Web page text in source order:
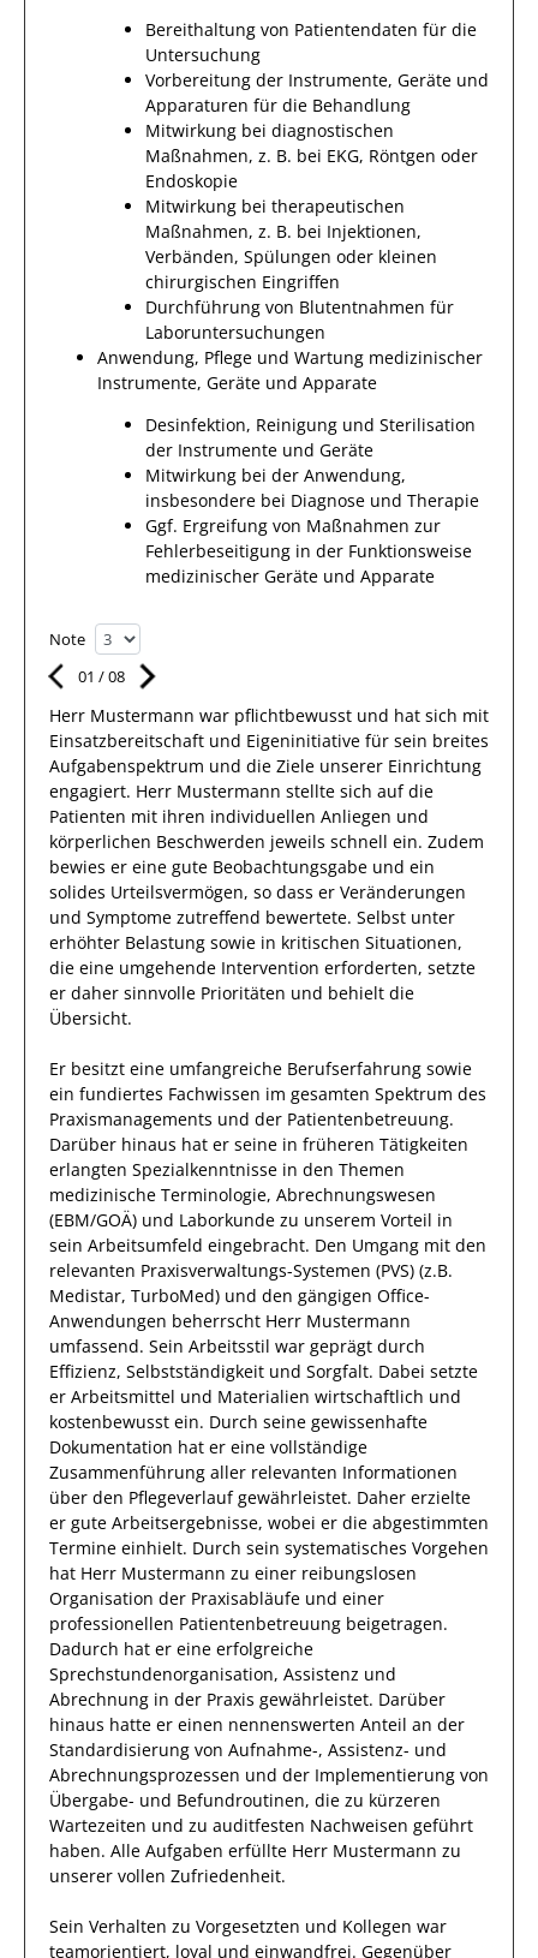
Bereithaltung von Patientendaten für die
Untersuchung
Vorbereitung der Instrumente, Geräte und
Apparaturen für die Behandlung
Mitwirkung bei diagnostischen
Maßnahmen, z. B. bei EKG, Röntgen oder
Endoskopie
Mitwirkung bei therapeutischen
Maßnahmen, z. B. bei Injektionen,
Verbänden, Spülungen oder kleinen
chirurgischen Eingriffen
Durchführung von Blutentnahmen für
Laboruntersuchungen
Anwendung, Pflege und Wartung medizinischer
Instrumente, Geräte und Apparate
Desinfektion, Reinigung und Sterilisation
der Instrumente und Geräte
Mitwirkung bei der Anwendung,
insbesondere bei Diagnose und Therapie
Ggf. Ergreifung von Maßnahmen zur
Fehlerbeseitigung in der Funktionsweise
medizinischer Geräte und Apparate
Note
01 /08
Herr Mustermann war pflichtbewusst und hat sich mit
Einsatzbereitschaft und Eigeninitiative für sein breites
Aufgabenspektrum und die Ziele unserer Einrichtung
engagiert. Herr Mustermann stellte sich auf die
Patienten mit ihren individuellen Anliegen und
körperlichen Beschwerden jeweils schnell ein. Zudem
bewies er eine gute Beobachtungsgabe und ein
solides Urteilsvermögen, so dass er Veränderungen
und Symptome zutreffend bewertete. Selbst unter
erhöhter Belastung sowie in kritischen Situationen,
die eine umgehende Intervention erforderten, setzte
er daher sinnvolle Prioritäten und behielt die
Übersicht.
Er besitzt eine umfangreiche Berufserfahrung sowie
ein fundiertes Fachwissen im gesamten Spektrum des
Praxismanagements und der Patientenbetreuung.
Darüber hinaus hat er seine in früheren Tätigkeiten
erlangten Spezialkenntnisse in den Themen
medizinische Terminologie, Abrechnungswesen
(EBM/GOÄ) und Laborkunde zu unserem Vorteil in
sein Arbeitsumfeld eingebracht. Den Umgang mit den
relevanten Praxisverwaltungs-Systemen (PVS) (z.B.
Medistar, TurboMed) und den gängigen Office-
Anwendungen beherrscht Herr Mustermann
umfassend. Sein Arbeitsstil war geprägt durch
Effizienz, Selbstständigkeit und Sorgfalt. Dabei setzte
er Arbeitsmittel und Materialien wirtschaftlich und
kostenbewusst ein. Durch seine gewissenhafte
Dokumentation hat er eine vollständige
Zusammenführung aller relevanten Informationen
über den Pflegeverlaufgewährleistet. Daher erzielte
er gute Arbeitsergebnisse, wobei er die abgestimmten
Termine einhielt. Durch sein systematisches Vorgehen
hat Herr Mustermann zu einer reibungslosen
Organisation der Praxisabläufe und einer
professionellen Patientenbetreuung beigetragen.
Dadurch hat er eine erfolgreiche
Sprechstundenorganisation, Assistenz und
Abrechnung in der Praxis gewährleistet. Darüber
hinaus hatte er einen nennenswerten Anteil an der
Standardisierung von Aufnahme-, Assistenz- und
Abrechnungsprozessen und der Implementierung von
Übergabe- und Befundroutinen, die zu kürzeren
Wartezeiten und zu auditfesten Nachweisen geführt
haben. Alle Aufgaben erfüllte Herr Mustermann zu
unserer vollen Zufriedenheit.
Sein Verhalten zu Vorgesetzten und Kollegen war
teamorientiert, loyal und einwandfrei. Gegenüber